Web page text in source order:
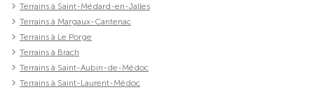
Terrains à Saint-Médard-en-Jalles
Terrains à Margaux-Cantenac
Terrains à Le Porge
Terrains à Brach
Terrains à Saint-Aubin-de-Médoc
Terrains à Saint-Laurent-Médoc